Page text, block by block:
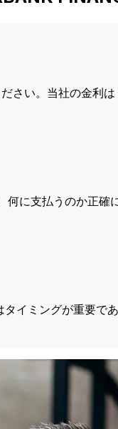
さい。当社の金利は
何に支払うのか正確
イミングが重要で